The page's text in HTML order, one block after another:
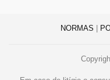
NORMAS